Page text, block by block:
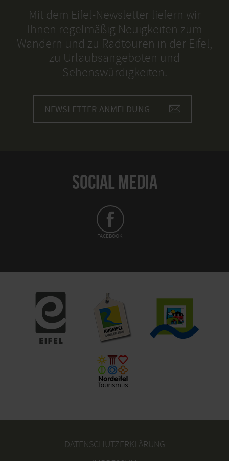
Mit dem Eifel-Newsletter liefern wir
Ihnen regelmäßig Neuigkeiten zum
Wandern und zu Radtouren in der Eifel,
zu Urlaubsangeboten und
Sehenswürdigkeiten.
NEWSLETTER-ANMELDUNG
SOCIAL MEDIA
FACEBOOK
DATENSCHUTZERKLÄRUNG